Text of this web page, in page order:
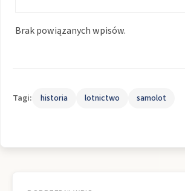
Brak powiązanych wpisów.
Tagi: historia lotnictwo samolot